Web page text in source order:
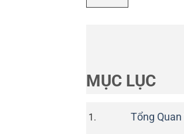
MỤC LỤC
Tổng